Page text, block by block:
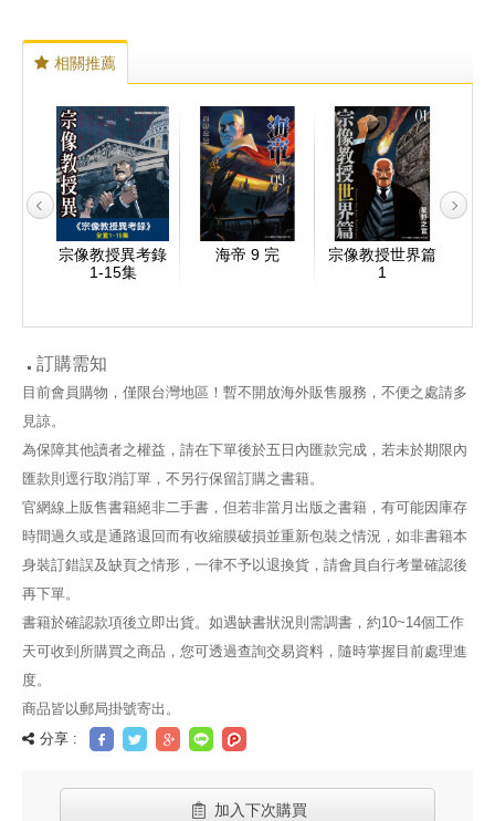
相關推薦
宗像教授異考錄
1-15集
海帝 9 完
宗像教授世界篇
1
訂購需知
目前會員購物，僅限台灣地區！暫不開放海外販售服務，不便之處請多
見諒。
為保障其他讀者之權益，請在下單後於五日內匯款完成，若未於期限內
匯款則逕行取消訂單，不另行保留訂購之書籍。
官網線上販售書籍絕非二手書，但若非當月出版之書籍，有可能因庫存
時間過久或是通路退回而有收縮膜破損並重新包裝之情況，如非書籍本
身裝訂錯誤及缺頁之情形，一律不予以退換貨，請會員自行考量確認後
再下單。
書籍於確認款項後立即出貨。如遇缺書狀況則需調書，約10~14個工作
天可收到所購買之商品，您可透過查詢交易資料，隨時掌握目前處理進
度。
商品皆以郵局掛號寄出。
分享 :
加入下次購買